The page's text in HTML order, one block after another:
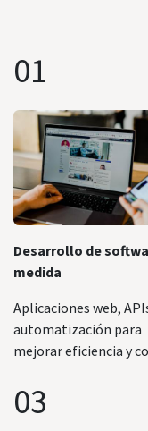
01
Desarrollo de
medida
Aplicaciones web,
automatización para
mejorar eficiencia y
03